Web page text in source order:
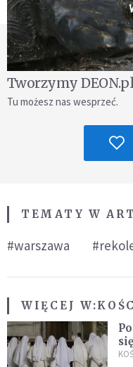
Tworzymy
Tu możesz nas wesprzeć.
TEMATY W
#warszawa
WIĘCEJ W: